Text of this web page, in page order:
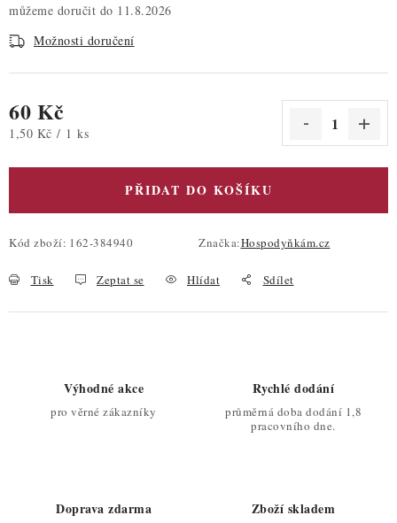
11.8.2026
Možnosti doručení
60 Kč
Měrná cena:
1,50 Kč / 1 ks
PŘIDAT DO KOŠÍKU
Kód zboží: 162-384940 Značka:Hospodyňkám.cz
Tisk Zeptat se Hlídat Sdílet
Výhodné akce
pro věrné zákazníky
Rychlé dodání
průměrná doba dodání 1,8
pracovního dne.
Doprava zdarma Zboží skladem